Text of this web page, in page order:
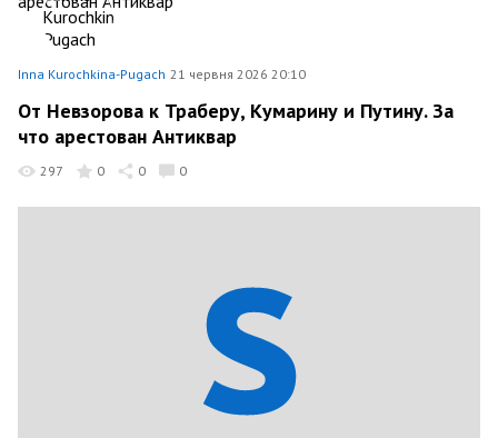
Inna Kurochkina-Pugach 21 червня 2026 20:10
От Невзорова к Траберу, Кумарину и Путину. За
что арестован Антиквар
297 0 0 0